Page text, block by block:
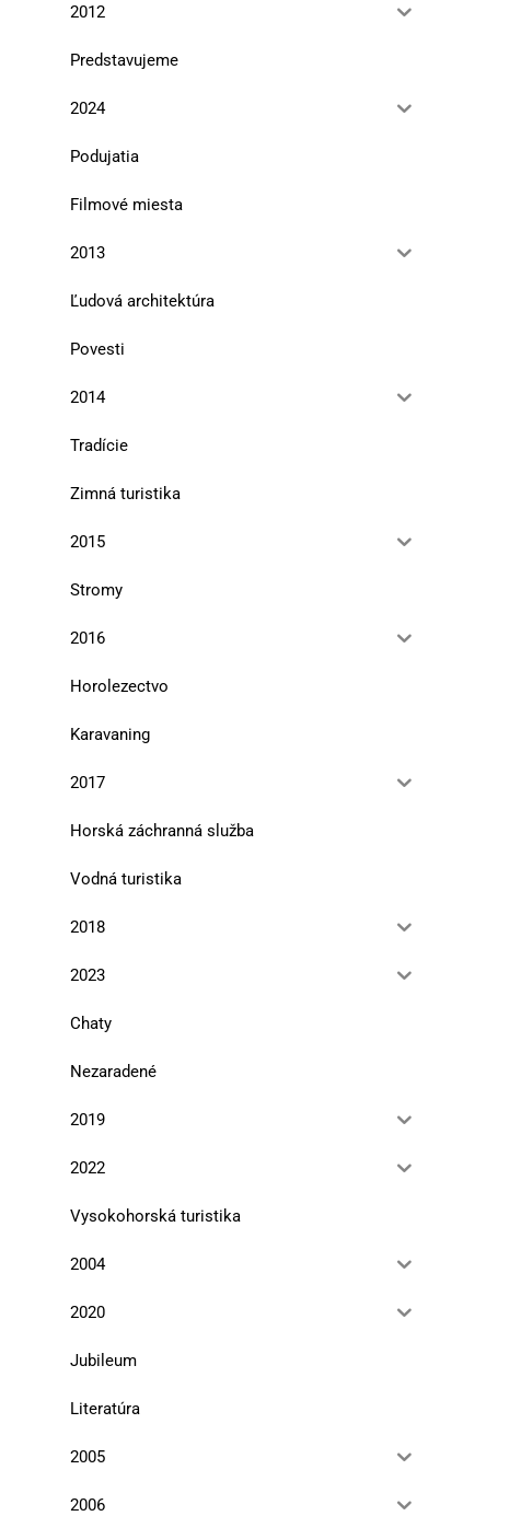
2012
Predstavujeme
2024
Podujatia
Filmové miesta
2013
Ľudová architektúra
Povesti
2014
Tradície
Zimná turistika
2015
Stromy
2016
Horolezectvo
Karavaning
2017
Horská záchranná služba
Vodná turistika
2018
2023
Chaty
Nezaradené
2019
2022
Vysokohorská turistika
2004
2020
Jubileum
Literatúra
2005
2006